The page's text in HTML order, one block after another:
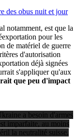
des obus nuit et jour
notamment, est que la
pour les
de matériel de guerre
d'autorisation
déjà signées
s'appliquer qu'aux
que peu d'impact
a besoin d'armes
imparfaite, au moins
la neutralité suisse.